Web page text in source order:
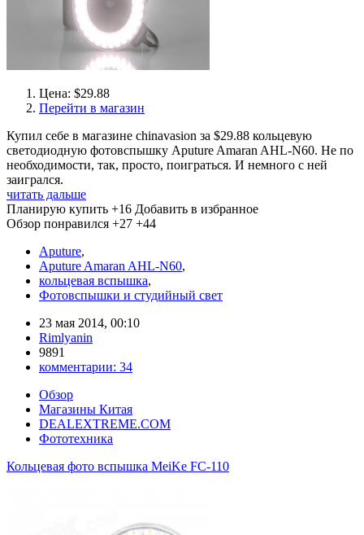
Цена: $29.88
Перейти в магазин
Купил себе в магазине chinavasion за $29.88 кольцевую
светодиодную фотовспышку Aputure Amaran AHL-N60. Не по
необходимости, так, просто, поиграться. И немного с ней
заигрался.
читать дальше
Планирую купить +16 Добавить в избранное
Обзор понравился +27 +44
Aputure,
Aputure Amaran AHL-N60,
кольцевая вспышка,
Фотовспышки и студийный свет
23 мая 2014, 00:10
Rimlyanin
9891
комментарии: 34
Обзор
Магазины Китая
DEALEXTREME.COM
Фототехника
Кольцевая фото вспышка MeiKe FC-110